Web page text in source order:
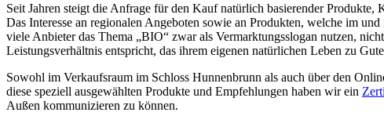
Seit Jahren steigt die Anfrage für den Kauf natürlich basierender
Das Interesse an regionalen Angeboten sowie an Produkten, welche im
viele Anbieter das Thema „BIO“ zwar als Vermarktungsslogan nutzen,
Leistungsverhältnis entspricht, das ihrem eigenen natürlichen Leben zu
Sowohl im Verkaufsraum im Schloss Hunnenbrunn als auch über den
diese speziell ausgewählten Produkte und Empfehlungen haben wir ein
Außen kommunizieren zu können.